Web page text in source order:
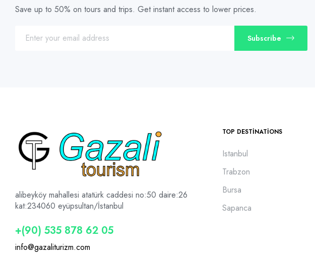
Save up to 50% on tours and trips. Get instant access to lower prices.
Subscribe
alibeyköy mahallesi atatürk caddesi no:50 daire:26
kat:234060 eyüpsultan/İstanbul
+(90) 535 878 62 05
info@gazaliturizm.com
TOP DESTINATIONS
Istanbul
Trabzon
Bursa
Sapanca